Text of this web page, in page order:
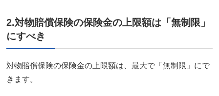
2.対物賠償保険の保険金の上限額は「無制限」
にすべき
対物賠償保険の保険金の上限額は、最大で「無制限」にで
きます。